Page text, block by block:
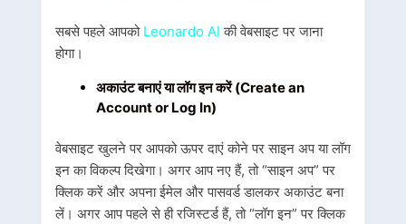
सबसे पहले आपको Leonardo AI की वेबसाइट पर जाना
होगा।
अकाउंट बनाएं या लॉग इन करें (Create an
Account or Log In)
वेबसाइट खुलने पर आपको ऊपर दाएं कोने पर साइन अप या लॉग
इन का विकल्प दिखेगा। अगर आप नए हैं, तो “साइन अप” पर
क्लिक करें और अपना ईमेल और पासवर्ड डालकर अकाउंट बना
लें। अगर आप पहले से ही रजिस्टर्ड हैं, तो “लॉग इन” पर क्लिक